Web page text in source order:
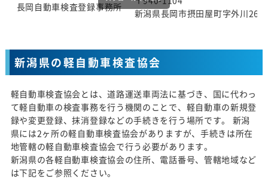
長岡自動車検査登録事務所
新潟県長岡市摂田屋町字外川
新潟県の軽自動車検査協会
軽自動車検査協会とは、道路運送車両法に基づき、国に代わっ
て軽自動車の検査事務を行う機関のことで、軽自動車の新規登
録や変更登録、抹消登録などの手続きを行う場所です。 新潟
県には2ヶ所の軽自動車検査協会がありますが、手続きは所在
地管轄の軽自動車検査協会で行う必要があります。
新潟県の各軽自動車検査協会の住所、電話番号、管轄地域など
は下記をご参照ください。